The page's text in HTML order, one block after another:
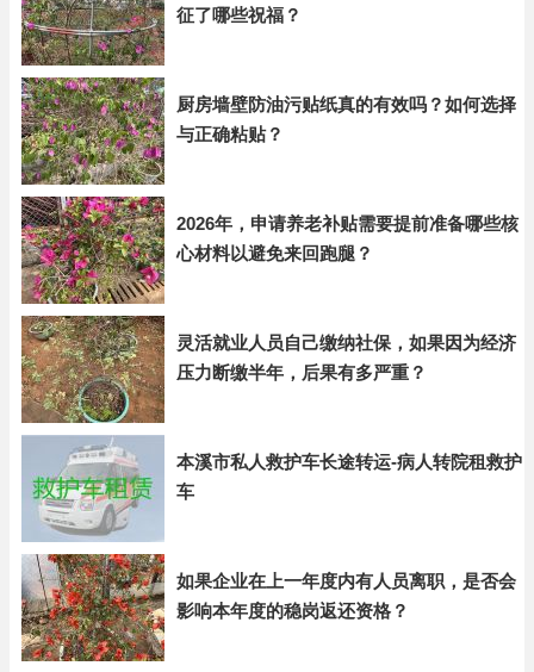
征了哪些祝福？
厨房墙壁防油污贴纸真的有效吗？如何选择
与正确粘贴？
2026年，申请养老补贴需要提前准备哪些核
心材料以避免来回跑腿？
灵活就业人员自己缴纳社保，如果因为经济
压力断缴半年，后果有多严重？
本溪市私人救护车长途转运-病人转院租救护
车
如果企业在上一年度内有人员离职，是否会
影响本年度的稳岗返还资格？